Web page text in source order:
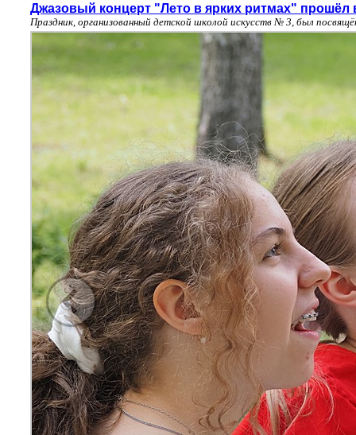
Джазовый концерт "Лето в ярких ритмах" прошёл
Праздник, организованный детской школой искусств № 3, был